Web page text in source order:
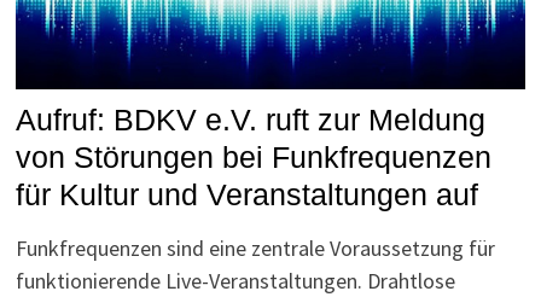
Aufruf: BDKV e.V. ruft zur Meldung
von Störungen bei Funkfrequenzen
für Kultur und Veranstaltungen auf
Funkfrequenzen sind eine zentrale Voraussetzung für
funktionierende Live-Veranstaltungen. Drahtlose